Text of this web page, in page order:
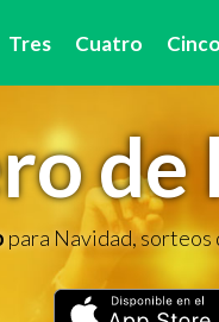
Tres Cuatro Cinco
para Navidad, sorteos